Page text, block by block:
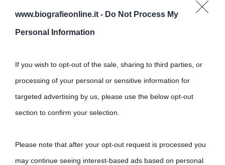
www.biografieonline.it - Do Not Process My
Personal Information
If you wish to opt-out of the sale, sharing to third parties, or
processing of your personal or sensitive information for
targeted advertising by us, please use the below opt-out
section to confirm your selection.
Please note that after your opt-out request is processed you
may continue seeing interest-based ads based on personal